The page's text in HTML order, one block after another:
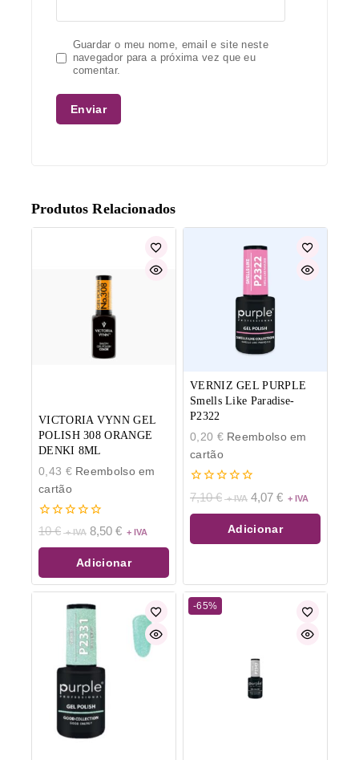
Guardar o meu nome, email e site neste
navegador para a próxima vez que eu
comentar.
Produtos Relacionados
VICTORIA VYNN GEL
POLISH 308 ORANGE
DENKI 8ML
0,43 €Reembolso em
cartão
0
de
5
10€ 8,50 €
Adicionar
VERNIZ GEL PURPLE
Smells Like Paradise-
P2322
0,20 €Reembolso em
cartão
0
de
5
7,10€ 4,07 €
Adicionar
-65%